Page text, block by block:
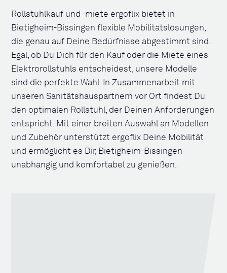
Rollstuhlkauf und -miete ergoflix bietet in
Bietigheim-Bissingen flexible Mobilitätslösungen,
die genau auf Deine Bedürfnisse abgestimmt sind.
Egal, ob Du Dich für den Kauf oder die Miete eines
Elektrorollstuhls entscheidest, unsere Modelle
sind die perfekte Wahl. In Zusammenarbeit mit
unseren Sanitätshauspartnern vor Ort findest Du
den optimalen Rollstuhl, der Deinen Anforderungen
entspricht. Mit einer breiten Auswahl an Modellen
und Zubehör unterstützt ergoflix Deine Mobilität
und ermöglicht es Dir, Bietigheim-Bissingen
unabhängig und komfortabel zu genießen.